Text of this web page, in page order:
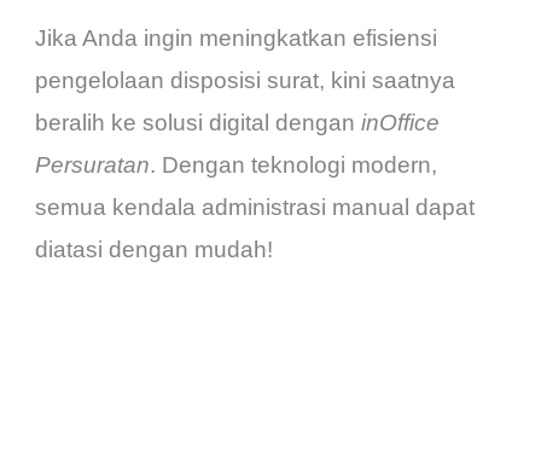
Jika Anda ingin meningkatkan efisiensi
pengelolaan disposisi surat, kini saatnya
beralih ke solusi digital denganinOffice
Persuratan. Dengan teknologi modern,
semua kendala administrasi manual dapat
diatasi dengan mudah!